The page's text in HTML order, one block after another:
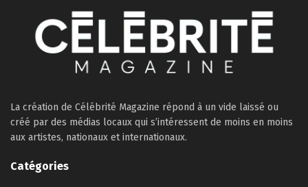
La création de Célébrité Magazine répond à un vide laissé ou
créé par des médias locaux qui s’intéressent de moins en moins
aux artistes, nationaux et internationaux.
Catégories